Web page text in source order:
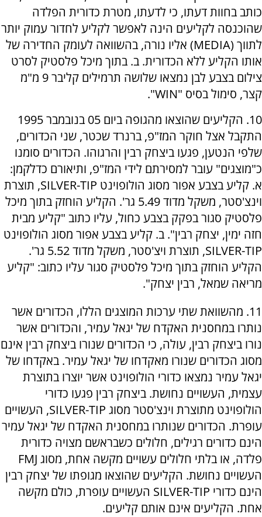
כותב בחוות דעתו, כי לדעתו, מטרת כדורית הפלדה
שהוכנסה לקליעים הינה לאפשר לקליע לחדור עמוק יותר
לתווך (MEDIA) אליו נורה, בהשוואה לעומק החדירה של
אותו הקליע ללא הכדורית. ב. בתוך מיכל פלסטיק לסרט
צילום בצבע לבן נמצאו שלושה תרמילים קליבר 9 מ"מ
קצר, סימול בסיס "WIN".
10. הקליעים שהוצאו מהגופה ביום 05 בנובמבר 1995
התקבל אצל חוקר המז"פ, ברנרד שכטר, שני הכדורים,
שלפי הנטען, פגעו ביצחק רבין והרגוהו. הכדורים סומנו
כ"מוצגים" עובר למסירתם לידי המז"פ, ותיאורם כדלקמן:
א. קליע בצבע אפור מסוג הולופוינט SILVER-TIP, תוצרת
וינצ'סטר, משקל מדוד 5.49 גר'. הקליע הוחזק בתוך מיכל
פלסטיק סגור בפקק בצבע כחול, עליו כתוב "קליע מבית
חזה ימין, יצחק רבין". ב. קליע בצבע אפור מסוג הולופוינט
SILVER-TIP, תוצרת ויצ'סטר, משקל מדוד 5.52 גר'.
הקליע הוחזק בתוך מיכל פלסטיק סגור עליו כתוב: "קליע
מריאה שמאל, רבין יצחק".
11. מהשוואת שתי ערכות המוצגים הללו, הכדורים אשר
נותרו במחסנית האקדח של יגאל עמיר, והכדורים אשר
נורו ביצחק רבין, עולה, כי הכדורים שנורו ביצחק רבין אינם
מסוג הכדורים שנורו מאקדחו של יגאל עמיר. באקדחו של
יגאל עמיר נמצאו כדורי הולופוינט אשר יוצרו בתוצרת
עצמית, העשויים נחושת. ביצחק רבין פגעו כדורי
הולופוינט מתוצרת וינצ'סטר מסוג SILVER-TIP, העשויים
עופרת. הכדורים שנותרו במחסנית האקדח של יגאל עמיר
הינם כדורים רגילים, חלולים כשבראשם מצויה כדורית
פלדה, או בלתי חלולים עשויים מקשה אחת, מסוג FMJ
העשויים נחושת. הקליעים שהוצאו מגופתו של יצחק רבין
הינם כדורי SILVER-TIP העשויים עופרת, כולם מקשה
אחת. הקליעים אינם אותם קליעים.